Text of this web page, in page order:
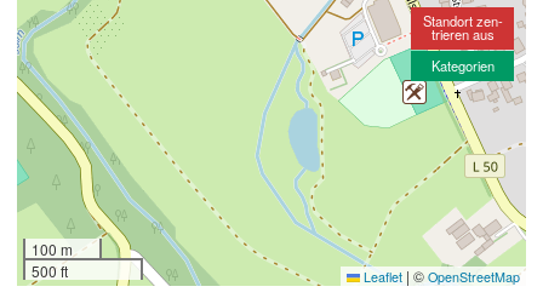
100 m
500 ft
Leaflet | © OpenStreetMap
Standort zen-
trieren aus
Kategorien